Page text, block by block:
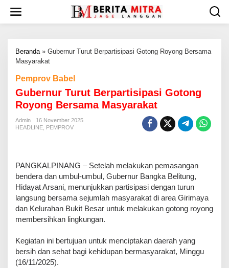
w
Beranda» Gubernur Turut Berpartisipasi Gotong Royong Bersama
Masyarakat
Pemprov Babel
Gubernur Turut Berpartisipasi Gotong
Royong Bersama Masyarakat
Admin
16 November 2025
HEADLINE PEMPROV
PANGKALPINANG – Setelah melakukan pemasangan
bendera dan umbul-umbul, Gubernur Bangka Belitung,
Hidayat Arsani, menunjukkan partisipasi dengan turun
langsung bersama sejumlah masyarakat di area Girimaya
dan Kelurahan Bukit Besar untuk melakukan gotong royong
membersihkan lingkungan.
Kegiatan ini bertujuan untuk menciptakan daerah yang
bersih dan sehat bagi kehidupan bermasyarakat, Minggu
(16/11/2025).